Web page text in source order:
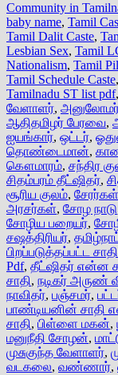
Community in
baby name, Tamil
Tamil Dalit Caste,
Lesbian Sex, Tamil
Nationalism, Tamil
Tamil Schedule Caste,
Tamilnadu ST list pdf,
வேளாளர்,
ஆதிதமிழர் பேரவை,
ஐயங்கார், ஒட்டர்,
தொண்டைமான்,
கௌமாரம், சந்திர
சிதம்பரம் தீட்ஷிதர்,
சூரிய குலம், சேரர்கள்
அரசர்கள், சோழ நாடு
சோழிய பறையர்,
சஷத்திரியர்,
பிறப்படுத்தப்பட்ட
Pdf, தீட்ஷிதர் என்ன
சாதி, நடிகர் அருண்
நாவிதர், பஞ்சமர்,
பாண்டியனின் சாதி
சாதி, பிள்ளை மகன்,
மனுநீதி சோழன்,
முசுகுந்த வேளாளர்,
வடகலை, வண்ணார்,